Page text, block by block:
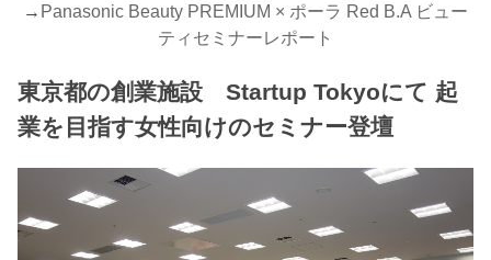
→ Panasonic Beauty PREMIUM × ポーラ Red B.A ビュー
ティセミナーレポート
東京都の創業施設 Startup Tokyoにて 起
業を目指す女性向けのセミナー登壇